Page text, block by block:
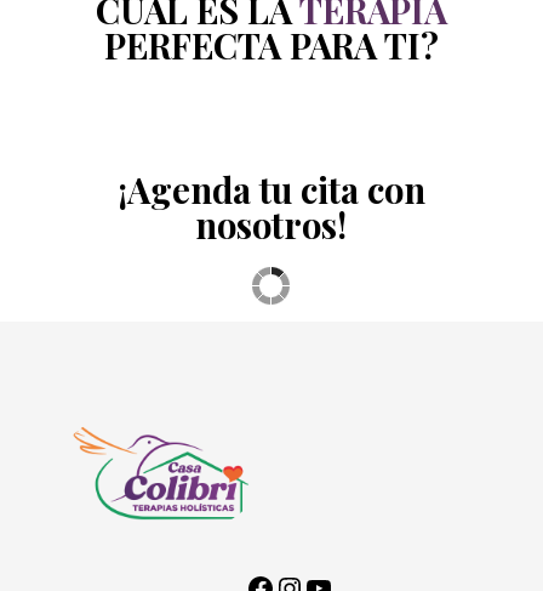
CUÁL ES LATERAPIA
PERFECTA PARA TI?
¡Agenda tu cita con
nosotros!